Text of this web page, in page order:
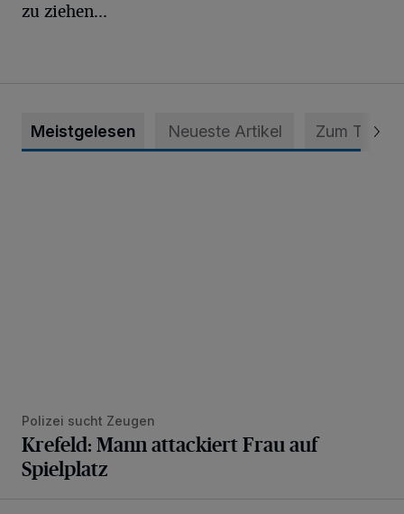
zu ziehen...
Meistgelesen Neueste Artikel Zum Thema
Polizei sucht Zeugen
Krefeld: Mann attackiert Frau auf
Spielplatz